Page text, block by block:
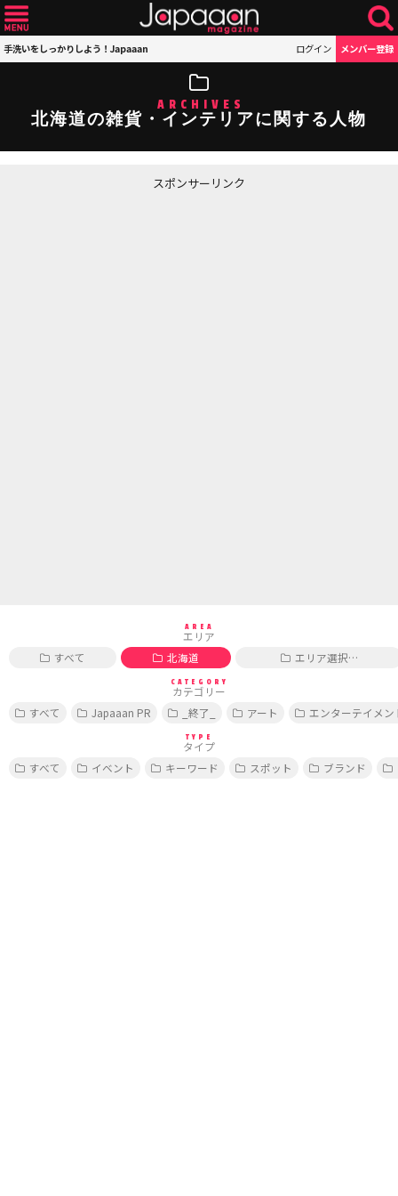
手洗いをしっかりしよう！Japaaan ログイン メンバー登録
ARCHIVES
北海道の雑貨・インテリアに関する人物
スポンサーリンク
AREA
エリア
すべて
北海道 エリア選択…
CATEGORY
カテゴリー
すべて
Japaaan PR _終了_ アート エンターテイメン
TYPE
タイプ
すべて
イベント キーワード スポット ブランド